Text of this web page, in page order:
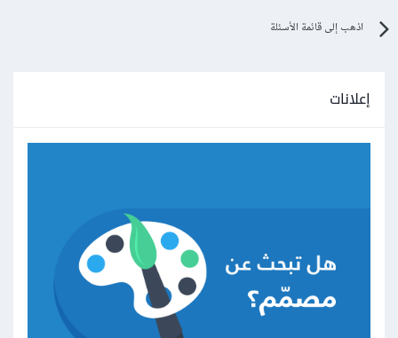
اذهب إلى قائمة الأسئلة
إعلانات